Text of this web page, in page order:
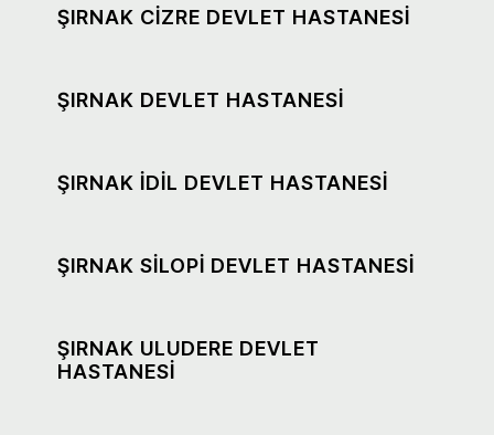
ŞIRNAK CİZRE DEVLET HASTANESİ
ŞIRNAK DEVLET HASTANESİ
ŞIRNAK İDİL DEVLET HASTANESİ
ŞIRNAK SİLOPİ DEVLET HASTANESİ
ŞIRNAK ULUDERE DEVLET
HASTANESİ